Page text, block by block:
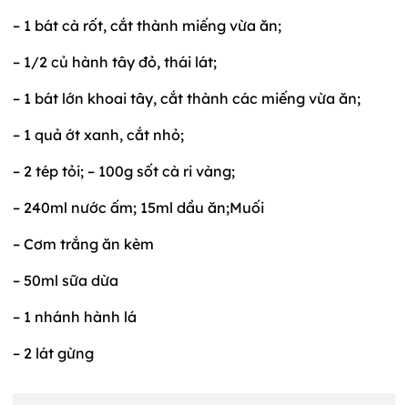
– 1 bát cà rốt, cắt thành miếng vừa ăn;
– 1/2 củ hành tây đỏ, thái lát;
– 1 bát lớn khoai tây, cắt thành các miếng vừa ăn;
– 1 quả ớt xanh, cắt nhỏ;
– 2 tép tỏi; – 100g sốt cà ri vàng;
– 240ml nước ấm; 15ml dầu ăn;Muối
– Cơm trắng ăn kèm
– 50ml sữa dừa
– 1 nhánh hành lá
– 2 lát gừng